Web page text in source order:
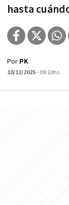
hasta
Por PK
10/12/2025- 09:10hs